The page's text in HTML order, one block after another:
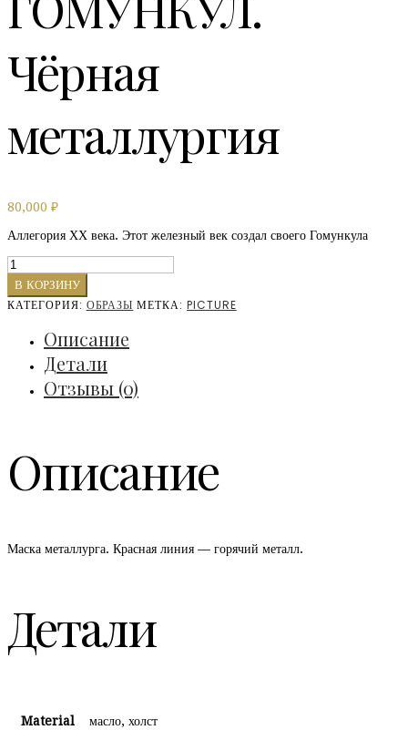
Чёрная
металлургия
80,000 ₽
Аллегория ХХ века. Этот железный век создал своего Гомункула
Количество
ГОМУНКУЛ.
Чёрная
металлургия
В КОРЗИНУ
КАТЕГОРИЯ: ОБРАЗЫ МЕТКА:PICTURE
Описание
Детали
Отзывы (0)
Описание
Маска металлурга. Красная линия — горячий металл.
Детали
Material масло, холст